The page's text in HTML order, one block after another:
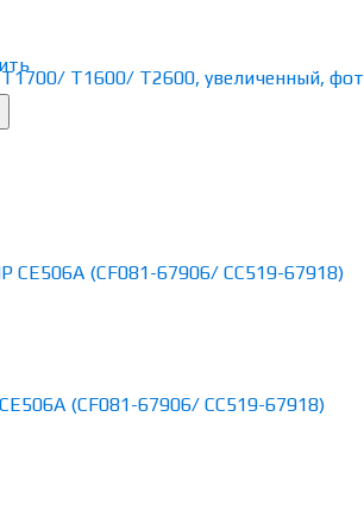
(CF081-67906/ CC519-67918)